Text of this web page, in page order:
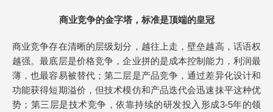
商业竞争的金字塔，标准是顶端的皇冠
商业竞争存在清晰的层级划分，越往上走，壁垒越高，话语权
越强。最底层是价格竞争，企业拼的是成本控制能力，利润最
薄，也最容易被替代；第二层是产品竞争，通过差异化设计和
功能获得短期溢价，但技术模仿和产品迭代会迅速抹平这种优
势；第三层是技术竞争，依靠持续的研发投入形成3-5年的领